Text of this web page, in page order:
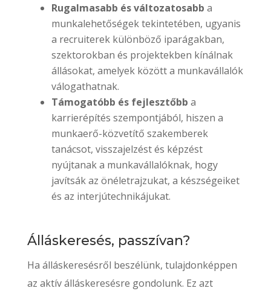
Rugalmasabb és változatosabb a
munkalehetőségek tekintetében, ugyanis
a recruiterek különböző iparágakban,
szektorokban és projektekben kínálnak
állásokat, amelyek között a munkavállalók
válogathatnak.
Támogatóbb és fejlesztőbb a
karrierépítés szempontjából, hiszen a
munkaerő-közvetítő szakemberek
tanácsot, visszajelzést és képzést
nyújtanak a munkavállalóknak, hogy
javítsák az önéletrajzukat, a készségeiket
és az interjútechnikájukat.
Álláskeresés, passzívan?
Ha álláskeresésről beszélünk, tulajdonképpen
az aktív álláskeresésre gondolunk. Ez azt